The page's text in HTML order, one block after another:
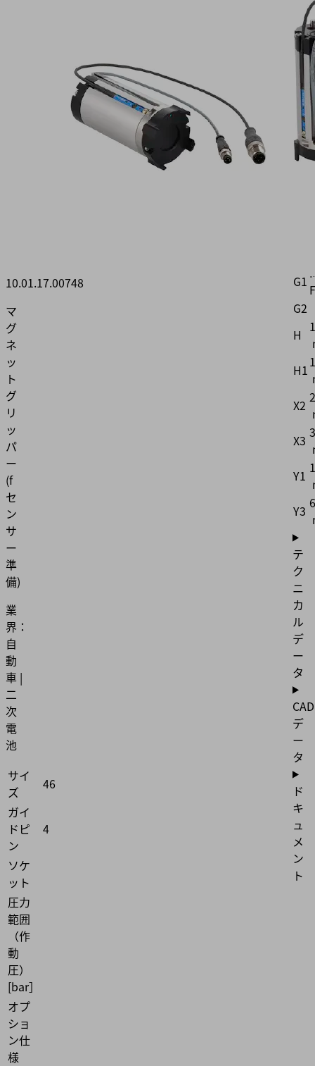
10.01.17.00748
マ
グ
ネ
ッ
ト
グ
リ
ッ
パ
ー
(f
セ
ン
サ
ー
準
備)
業
界：
自
動
車 |
二
次
電
池
サイ
ズ
46
ガイ
ドピ
ン
4
ソケ
ット
圧力
範囲
（作
動
圧）
[bar］
オプ
ショ
ン仕
様
属
G1 F
G2
H
H1
X2
X3
Y1
Y3
テ
ク
ニ
カ
ル
デ
ー
タ
CAD
デ
ー
タ
ド
キ
ュ
メ
ン
ト